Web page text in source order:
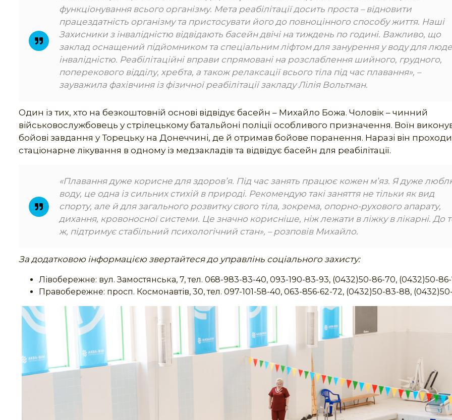
функціонування всього організму. Мета реабілітації досить проста – відновити
працездатність організму та пристосувати його до повноцінного способу життя. Наші
Захисники з інвалідністю відвідають басейн двічі на тиждень по годині. Важливо, що
заклад оснащений підйомником та спеціальним ліфтом для занурення у воду для
інвалідністю. Реабілітаційні вправи спрямовані на розслаблення шийного, грудного,
поперекового відділу, хребта, а також релаксації всього тіла під час плавання», –
зауважила фахівчиня із фізичної реабілітації закладу Лілія Вольтман.
Один із тих, хто на безкоштовній основі відвідує басейн – Михайло Божа. Чоловік – чинний
військовослужбовець у стрілецькому батальйоні поліції особливого призначення. Воїн
бойові завдання у Торецьку на Донеччині, де й отримав бойове поранення. Наразі він
стаціонарне лікування в одному із медзакладів та відвідує басейн для реабілітації.
«Плавання дуже корисне для здоров’я. Під час занять працює кожен м’яз. Я дуже
воду, це одна із сильних стихій в природі. Рекомендую такі заняття не тільки як вид
спорту, але й для загального розвитку свого тіла, зокрема, опорно-рухового апарату,
дихання, кровоносної системи. Це значно корисніше, ніж лежати в ліжку в лікарні. До
ж, підтримує стабільний психологічний стан», – розповів Михайло.
За додатковою інформацією звертайтеся до управлінь соціального захисту:
Лівобережне: вул. Замостянська, 7, тел. 068-983-83-40, 093-190-83-93, (0432)50-86-70, (0432)50-86-
Правобережне: просп. Космонавтів, 30, тел. 097-101-58-40, 063-856-62-72, (0432)50-83-88,